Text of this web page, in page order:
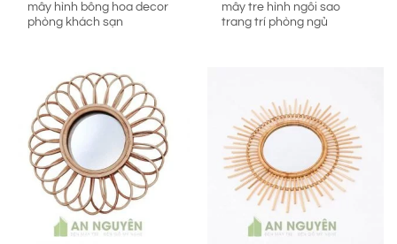
mây hình bông hoa decor
phòng khách sạn
mây tre hình ngôi sao
trang trí phòng ngủ